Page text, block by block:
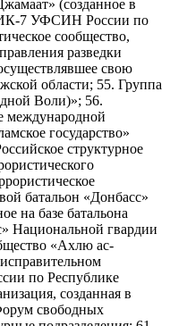
(созданное в
7 УФСИН России по
сообщество,
разведки
свою
области; 55. Группа
Воли)»; 56.
международной
государство»
структурное
батальон «Донбасс»
на базе батальона
Национальной гвардии
«Ахлю ас-
по Республике
созданная в
свободных